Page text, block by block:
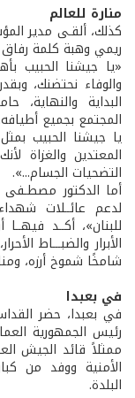
منارة للعالم
كذلك، ألقـى مدير
ريمي وهبة كلمة رفاق
«يا جيشنا الحبيب
والوفاء نحتضنك،
البداية والنهاية،
المجتمع بجميع
يا جيشنا الحبيب
المعتدين
التضحيات الجسام...».
أما الدكتور مصطـفى
لدعم عائــلات
للبنان»، أكــد
الأبرار والضبـــاط
شامخًا شموخ أرزه،
في بعبدا
في بعبدا، حضر
رئيس الجمهورية
ممثلاً قائد الجيش
الأمنية ووفد من
البلدة.